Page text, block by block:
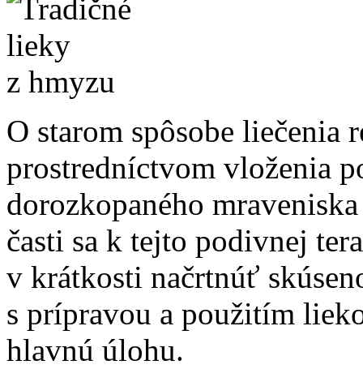
O starom spôsobe liečenia
prostredníctvom vloženia
dorozkopaného
časti sa k tejto podivnej
v krátkosti načrtnúť
s prípravou a použitím
hlavnú úlohu.